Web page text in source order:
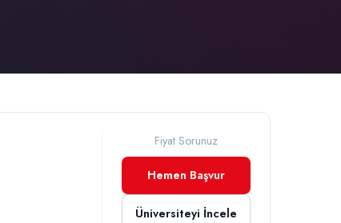
Fiyat Sorunuz
Hemen Başvur
Üniversiteyi İncele